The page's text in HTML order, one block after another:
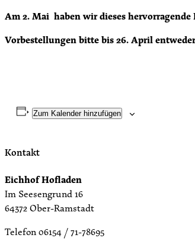
Am 2. Mai haben wir dieses
Vorbestellungen bitte bis 26. April
Zum Kalender hinzufügen
Kontakt
Eichhof Hofladen
Im Seesengrund 16
64372 Ober-Ramstadt
Telefon 06154 / 71-78695